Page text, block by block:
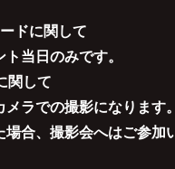
ドに関して
当日のみです。
関して
ラでの撮影になります。
場合、撮影会へはご参加